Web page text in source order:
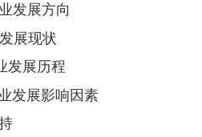
发展方向
展现状
发展历程
发展影响因素